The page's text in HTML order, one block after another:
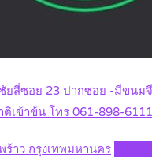
ยสี่ซอย 23 ปากซอย -มีขนม
เข้าข้น โทร 061-898-6111
ร้าว กรุงเทพมหานคร